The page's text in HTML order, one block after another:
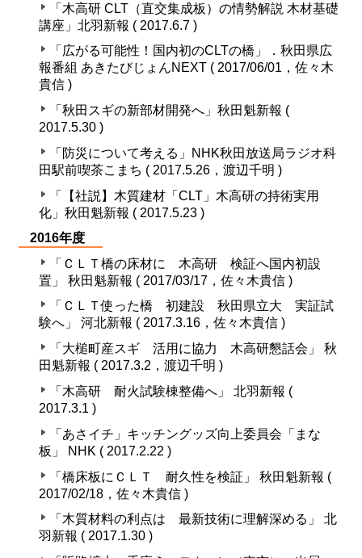
「木高研 CLT（直交集成板）の情勢解説 木材基礎
講座」北羽新報 ( 2017.6.7 )
「広がる可能性！国内初のCLTの橋」．秋田県広
報番組 あきたびじょんNEXT ( 2017/06/01，佐々木
貴信 )
「秋田スギの新部材開発へ」秋田魁新報 (
2017.5.30 )
「防災について考える」NHK秋田放送局ラジオ科
田駅前喫茶こまち ( 2017.5.26，渡辺千明 )
「【社説】木質建材「CLT」木高研の持術実用
化」秋田魁新報 ( 2017.5.23 )
2016年度
「ＣＬＴ橋の床材に 木高研 検証へ国内初設
置」 秋田魁新報 ( 2017/03/17，佐々木貴信 )
「ＣＬＴ使った橋 初建設 秋田県立大 実証試
験へ」 河北新報 ( 2017.3.16，佐々木貴信 )
「大槌町産スギ 活用に協力 木高研懇話会」 秋
田魁新報 ( 2017.3.2，渡辺千明 )
「木高研 耐火試験棟整備へ」 北羽新報 (
2017.3.1 )
「あさイチ」キッチングッズ向上委員会「まな
板」 NHK ( 2017.2.22 )
「橋床板にＣＬＴ 耐久性を検証」 秋田魁新報 (
2017/02/18，佐々木貴信 )
「木質材料の利点は 最新技術に理解深める」 北
羽新報 ( 2017.1.30 )